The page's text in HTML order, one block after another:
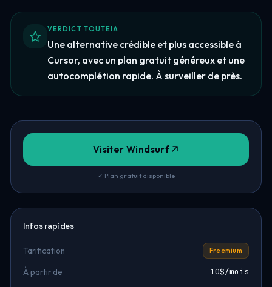
VERDICT TOUTEIA
Une alternative crédible et plus accessible à
Cursor, avec un plan gratuit généreux et une
autocomplétion rapide. À surveiller de près.
Visiter Windsurf
✓ Plan gratuit disponible
Infos rapides
Tarification Freemium
À partir de 10$/mois